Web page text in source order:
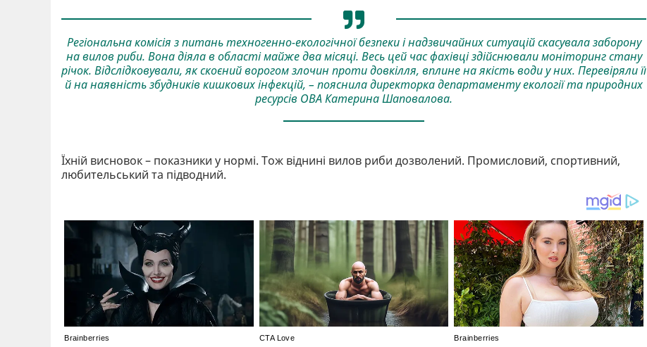
Регіональна комісія з питань техногенно-екологічної безпеки і надзвичайних ситуацій скасувала заборону
на вилов риби. Вона діяла в області майже два місяці. Весь цей час фахівці здійснювали моніторинг стану
річок. Відслідковували, як скоєний ворогом злочин проти довкілля, вплине на якість води у них. Перевіряли її
й на наявність збудників кишкових інфекцій, – пояснила директорка департаменту екології та природних
ресурсів ОВА Катерина Шаповалова.
Їхній висновок – показники у нормі. Тож віднині вилов риби дозволений. Промисловий, спортивний,
любительський та підводний.